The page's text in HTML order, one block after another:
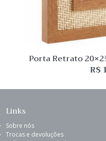
Porta Retrato
R$
Links
Sobre nós
Trocas e devoluções